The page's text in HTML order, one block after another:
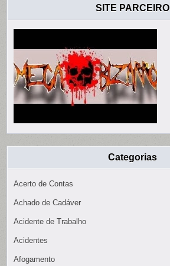
SITE PARCEIRO
Categorias
Acerto de Contas
Achado de Cadáver
Acidente de Trabalho
Acidentes
Afogamento